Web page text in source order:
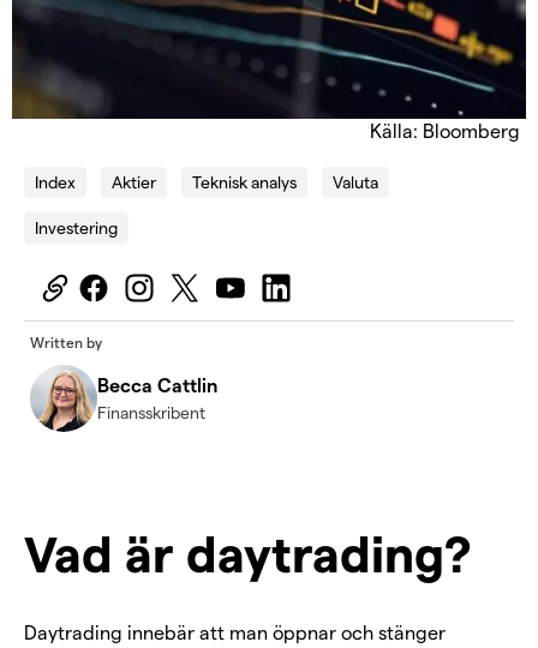
Källa: Bloomberg
Index Aktier Teknisk analys Valuta
Investering
Written by
Becca Cattlin
Finansskribent
Vad är daytrading?
Daytrading innebär att man öppnar och stänger